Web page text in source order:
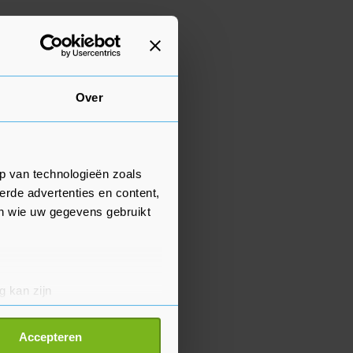
Over
van technologieën zoals
advertenties en content,
wie uw gegevens gebruikt
kan zijn
detailgedeelte
Accepteren